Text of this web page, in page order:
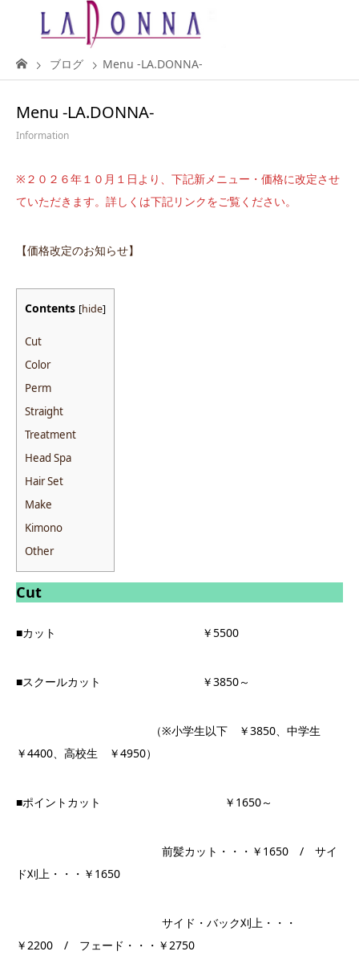
ブログ Menu -LA.DONNA-
Menu -LA.DONNA-
Information
※２０２６年１０月１日より、下記新メニュー・価格に改定させ
ていただきます。詳しくは下記リンクをご覧ください。
【価格改定のお知らせ】
Contents [hide]
Cut
Color
Perm
Straight
Treatment
Head Spa
Hair Set
Make
Kimono
Other
Cut
■カット ￥5500
■スクールカット ￥3850～
（※小学生以下 ￥3850、中学生
￥4400、高校生 ￥4950）
■ポイントカット ￥1650～
前髪カット・・・￥1650 / サイ
ド刈上・・・￥1650
サイド・バック刈上・・・
￥2200 / フェード・・・￥2750